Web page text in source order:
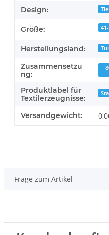
Design:
Größe:
Herstellungsland:
Zusammensetzu
ng:
Produktlabel für
Textilerzeugnisse:
Versandgewicht:
Frage zum Artikel